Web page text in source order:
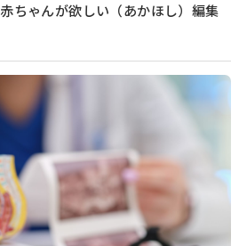
赤ちゃんが欲しい（あかほし）編集